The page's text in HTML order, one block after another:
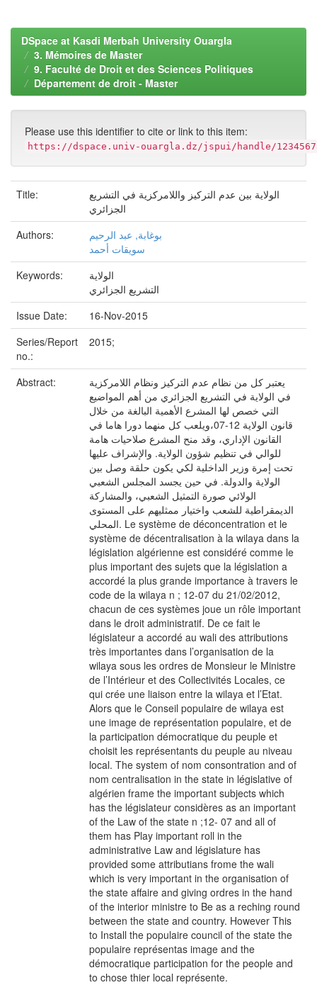
DSpace at Kasdi Merbah University Ouargla
3. Mémoires de Master
9. Faculté de Droit et des Sciences Politiques
Département de droit - Master
Please use this identifier to cite or link to this item:
https://dspace.univ-ouargla.dz/jspui/handle/
Title:
الولاية بين عدم التركيز واللامركزية في التشريع
الجزائري
Authors:
بوغابة, عبد الرحيم
سويقات أحمد
Keywords:
الولاية
التشريع الجزائري
Issue Date:
16-Nov-2015
Series/Report
no.:
2015;
Abstract:
يعتبر كل من نظام عدم التركيز ونظام اللامركزية
في الولاية في التشريع الجزائري من أهم المواضيع
التي خصص لها المشرع الأهمية البالغة من خلال
قانون الولاية 12-07،ويلعب كل منهما دورا هاما في
القانون الإداري، وقد منح المشرع صلاحيات هامة
للوالي في تنظيم شؤون الولاية. والإشراف عليها
تحت إمرة وزير الداخلية لكي يكون حلقة وصل بين
الولاية والدولة. في حين يجسد المجلس الشعبي
الولائي صورة التمثيل الشعبي، والمشاركة
الديمقراطية للشعب واختيار ممثليهم على المستوى
المحلي. Le système de déconcentration et le
système de décentralisation à la wilaya dans la
législation algérienne est considéré comme le
plus important des sujets que la législation a
accordé la plus grande importance à travers le
code de la wilaya n ; 12-07 du 21/02/2012,
chacun de ces systèmes joue un rôle important
dans le droit administratif. De ce fait le
législateur a accordé au wali des attributions
très importantes dans l’organisation de la
wilaya sous les ordres de Monsieur le Ministre
de l’Intérieur et des Collectivités Locales, ce
qui crée une liaison entre la wilaya et l’Etat.
Alors que le Conseil populaire de wilaya est
une image de représentation populaire, et de
la participation démocratique du peuple et
choisit les représentants du peuple au niveau
local. The system of nom consontration and of
nom centralisation in the state in législative of
algérien frame the important subjects which
has the législateur considères as an important
of the Law of the state n ;12- 07 and all of
them has Play important roll in the
administrative Law and législature has
provided some attributians frome the wali
which is very important in the organisation of
the state affaire and giving ordres in the hand
of the interior ministre to Be as a reching round
between the state and country. However This
to Install the populaire council of the state the
populaire représentas image and the
démocratique participation for the people and
to chose thier local représente.